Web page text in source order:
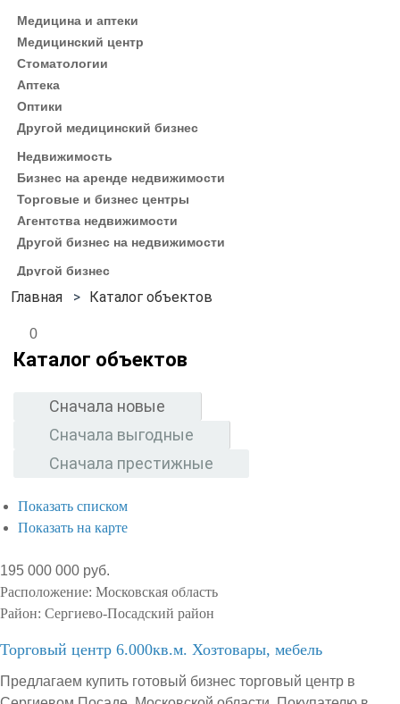
Медицина и аптеки
Медицинский центр
Стоматологии
Аптека
Оптики
Другой медицинский бизнес
Недвижимость
Бизнес на аренде недвижимости
Торговые и бизнес центры
Агентства недвижимости
Другой бизнес на недвижимости
Другой бизнес
Каталог объектов
0
Каталог объектов
Сначала новые
Сначала выгодные
Сначала престижные
Показать списком
Показать на карте
195 000 000 руб.
Расположение: Московская область
Район: Сергиево-Посадский район
Торговый центр 6.000кв.м. Хозтовары, мебель
Предлагаем купить готовый бизнес торговый центр в